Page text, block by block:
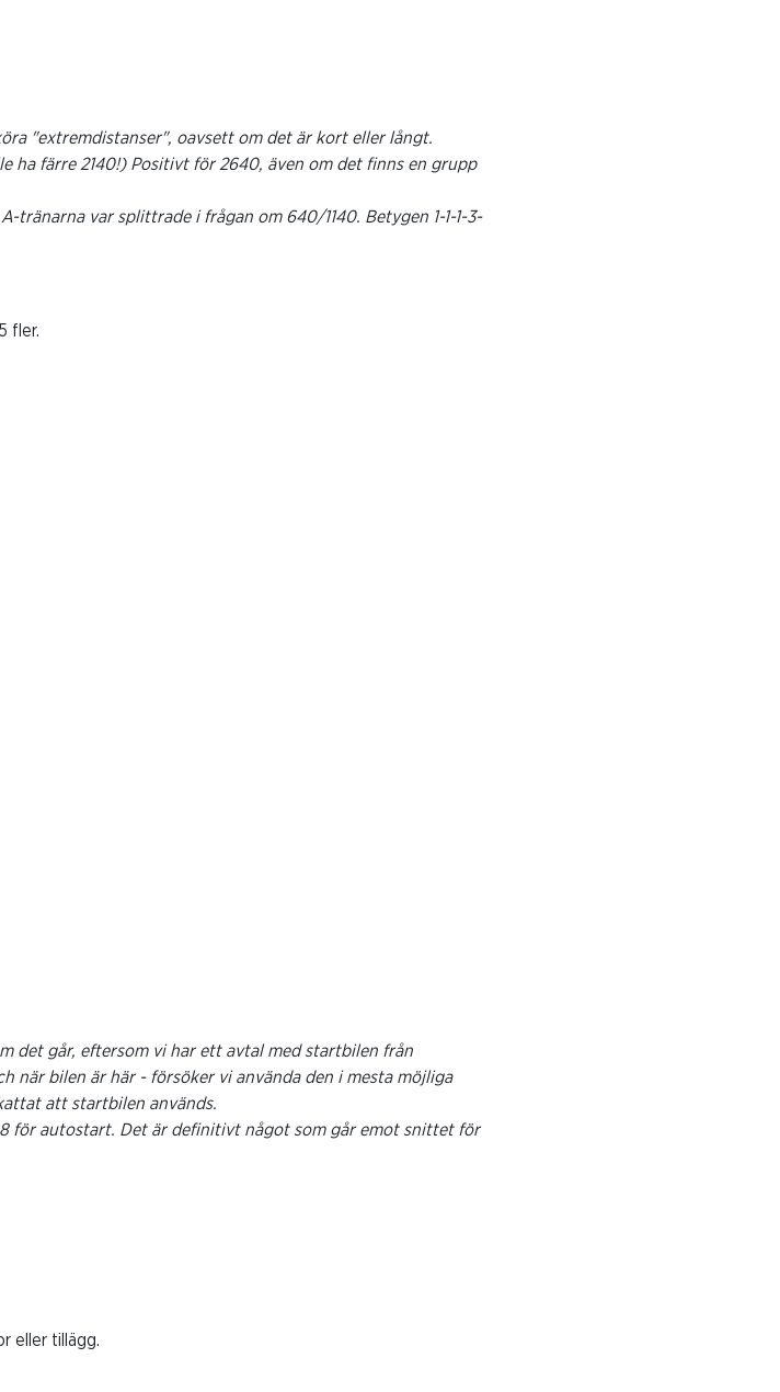
"extremdistanser", oavsett om det är kort eller långt.
ha färre 2140!) Positivt för 2640, även om det finns en grupp
tränarna var splittrade i frågan om 640/1140. Betygen 1-1-1-3-
fler.
det går, eftersom vi har ett avtal med startbilen från
när bilen är här - försöker vi använda den i mesta möjliga
att startbilen används.
för autostart. Det är definitivt något som går emot snittet för
eller tillägg.